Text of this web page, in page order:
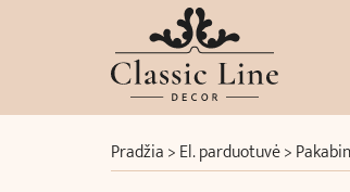
Pradžia>El. parduotuvė>